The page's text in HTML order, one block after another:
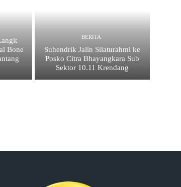
Bone
BERITA
Suhendrik Jalin Silaturahmi ke
Posko Citra Bhayangkara Sub
Sektor 10.11 Krendang